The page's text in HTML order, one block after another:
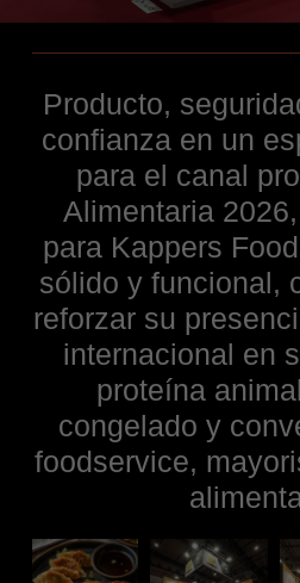
Producto,
confianza en un
para el canal
Alimentaria
para Kappers
sólido y funcional,
reforzar su
internacional en
proteína
congelado y
foodservice,